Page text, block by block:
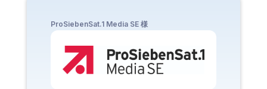
ProSiebenSat.1 Media SE 様